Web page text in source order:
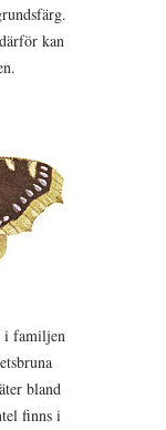
kan
i familjen
bland
finns i